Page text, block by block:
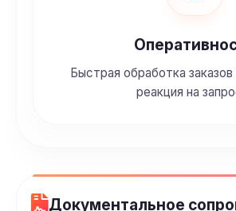
Быстрая обработка заказов
реакция на
Документальное